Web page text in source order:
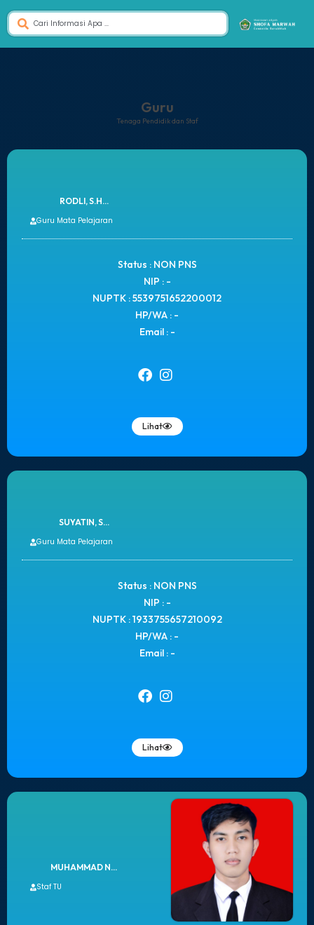
Guru
Tenaga Pendidik dan Staf
RODLI, S.H...
Guru Mata Pelajaran
Status : NON PNS
NIP : -
NUPTK : 5539751652200012
HP/WA : -
Email : -
Lihat
SUYATIN, S...
Guru Mata Pelajaran
Status : NON PNS
NIP : -
NUPTK : 1933755657210092
HP/WA : -
Email : -
Lihat
MUHAMMAD N...
Staf TU